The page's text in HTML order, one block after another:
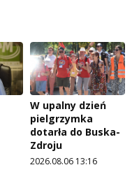
W upalny dzień
pielgrzymka
dotarła do Buska-
Zdroju
2026.08.06 13:16